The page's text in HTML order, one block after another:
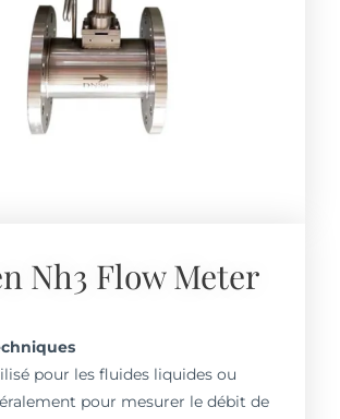
Nh3 Flow Meter
pour les fluides liquides ou
pour mesurer le débit de